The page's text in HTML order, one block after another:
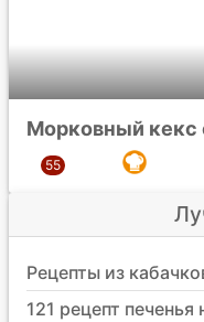
Морковный кекс
Рецепты из
121 рецепт